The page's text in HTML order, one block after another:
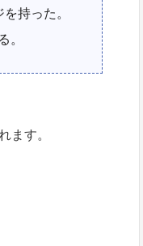
持った。
。
ます。